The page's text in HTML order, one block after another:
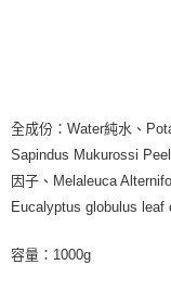
全成份：Water純水、
Sapindus Mukurossi
因子、Melaleuca
Eucalyptus globulus leaf
容量：1000g